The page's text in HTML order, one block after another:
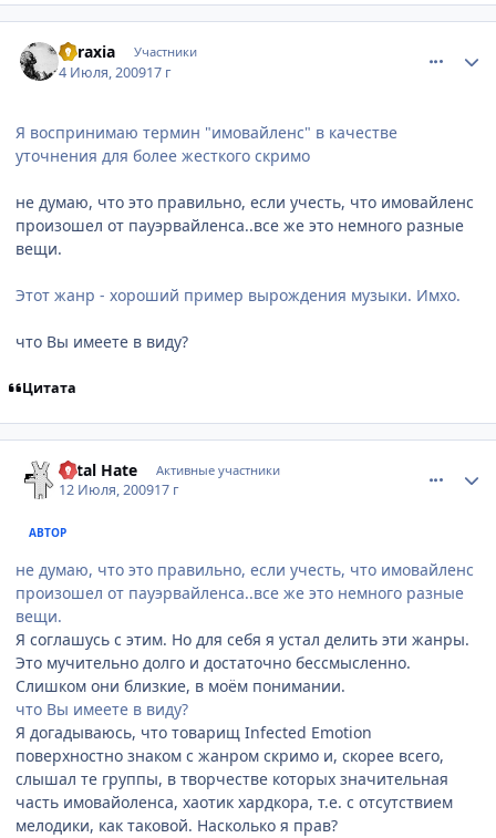
apraxia Участники
4 Июля, 200917 г
Я воспринимаю термин "имовайленс" в качестве
уточнения для более жесткого скримо
не думаю, что это правильно, если учесть, что имовайленс
произошел от пауэрвайленса..все же это немного разные
вещи.
Этот жанр - хороший пример вырождения музыки. Имхо.
что Вы имеете в виду?
Цитата
Total Hate Активные участники
12 Июля, 200917 г
АВТОР
не думаю, что это правильно, если учесть, что имовайленс
произошел от пауэрвайленса..все же это немного разные
вещи.
Я соглашусь с этим. Но для себя я устал делить эти жанры.
Это мучительно долго и достаточно бессмысленно.
Слишком они близкие, в моём понимании.
что Вы имеете в виду?
Я догадываюсь, что товарищ Infected Emotion
поверхностно знаком с жанром скримо и, скорее всего,
слышал те группы, в творчестве которых значительная
часть имовайоленса, хаотик хардкора, т.е. с отсутствием
мелодики, как таковой. Насколько я прав?